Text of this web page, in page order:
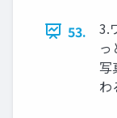
53.
3.
っ
写
わ